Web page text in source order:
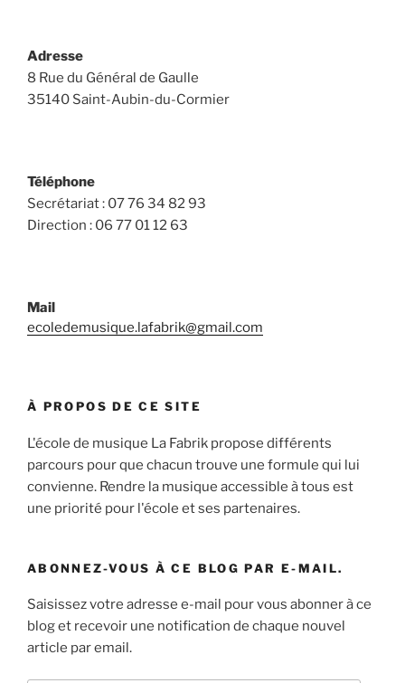
Adresse
8 Rue du Général de Gaulle
35140 Saint-Aubin-du-Cormier
Téléphone
Secrétariat : 07 76 34 82 93
Direction : 06 77 01 12 63
Mail
ecoledemusique.lafabrik@gmail.com
À PROPOS DE CE SITE
L'école de musique La Fabrik propose différents
parcours pour que chacun trouve une formule qui lui
convienne. Rendre la musique accessible à tous est
une priorité pour l'école et ses partenaires.
ABONNEZ-VOUS À CE BLOG PAR E-MAIL.
Saisissez votre adresse e-mail pour vous abonner à ce
blog et recevoir une notification de chaque nouvel
article par email.